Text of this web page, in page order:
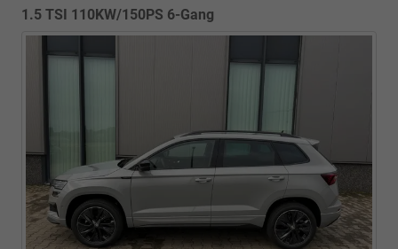
1.5 TSI 110KW/150PS 6-Gang